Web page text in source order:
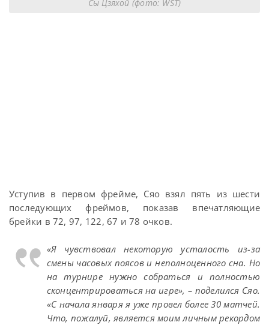
Сы Цзяхой (фото: WST)
Уступив в первом фрейме, Сяо взял пять из шести
последующих фреймов, показав впечатляющие
брейки в 72, 97, 122, 67 и 78 очков.
«Я чувствовал некоторую усталость из-за
смены часовых поясов и неполноценного сна. Но
на турнире нужно собраться и полностью
сконцентрироваться на игре», – поделился Сяо.
«С начала января я уже провел более 30 матчей.
Что, пожалуй, является моим личным рекордом